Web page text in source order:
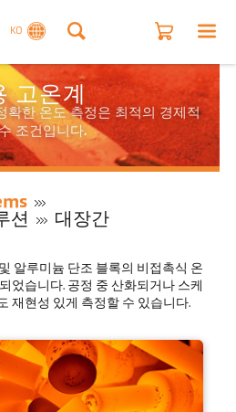
KO
고온계
확한 온도 측정은 최적의 경제적
조건입니다.
션
대장간
알루미늄 단조 블록의 비접촉식 온
었습니다. 공정 중 산화되거나 스케
재현성 있게 측정할 수 있습니다.